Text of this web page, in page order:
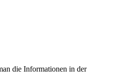
die Informationen in der